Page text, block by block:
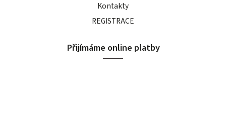
Kontakty
REGISTRACE
Přijímáme online platby